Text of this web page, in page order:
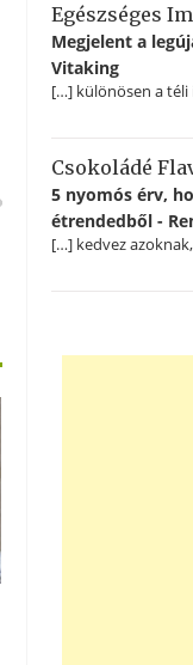
Egészséges
Megjelent a
Vitaking
[…] különösen a téli
Csokoládé
5 nyomós érv,
étrendedből -
[…] kedvez